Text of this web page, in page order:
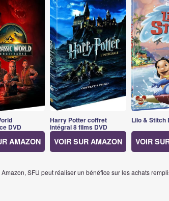
DVD
AMAZON
Harry Potter coffret
intégral 8 films DVD
VOIR SUR AMAZON
Lilo & Stitch
VOIR
SFU peut réaliser un bénéfice sur les achats